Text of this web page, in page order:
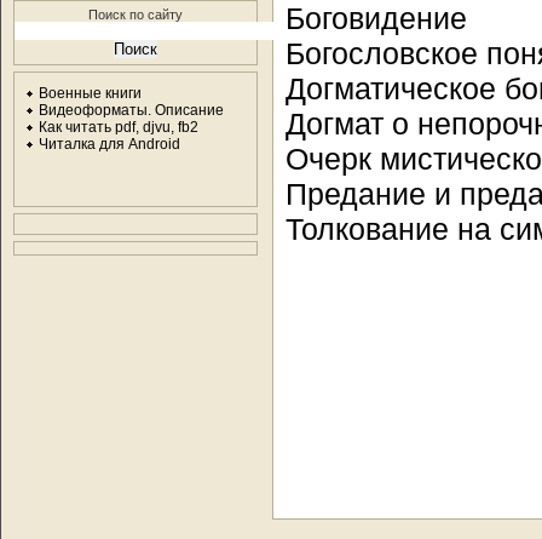
Поиск по сайту
Военные книги
Видеоформаты. Описание
Как читать pdf, djvu, fb2
Читалка для Android
Боговидение
Богословское
Догматическое
Догмат о
Очерк
Предание и
Толкование на